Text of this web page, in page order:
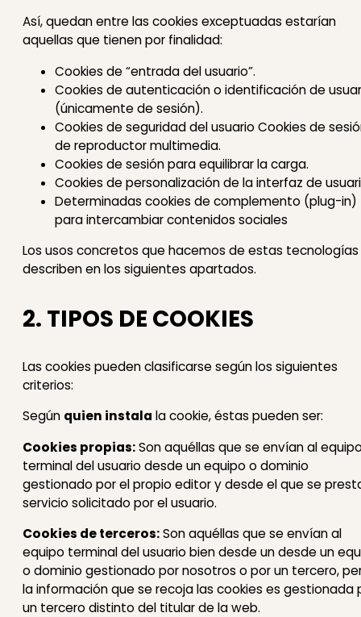
Así, quedan entre las cookies exceptuadas estarían
aquellas que tienen por finalidad:
Cookies de “entrada del usuario”.
Cookies de autenticación o identificación de
(únicamente de sesión).
Cookies de seguridad del usuario Cookies de
de reproductor multimedia.
Cookies de sesión para equilibrar la carga.
Cookies de personalización de la interfaz de
Determinadas cookies de complemento (plug-in)
para intercambiar contenidos sociales
Los usos concretos que hacemos de estas tecnologías
describen en los siguientes apartados.
2. TIPOS DE COOKIES
Las cookies pueden clasificarse según los siguientes
criterios:
Según quien instala la cookie, éstas pueden ser:
Cookies propias:Son aquéllas que se envían al
terminal del usuario desde un equipo o dominio
gestionado por el propio editor y desde el que se
servicio solicitado por el usuario.
Cookies de terceros:Son aquéllas que se envían al
equipo terminal del usuario bien desde un desde un
o dominio gestionado por nosotros o por un tercero,
la información que se recoja las cookies es gestionada
un tercero distinto del titular de la web.